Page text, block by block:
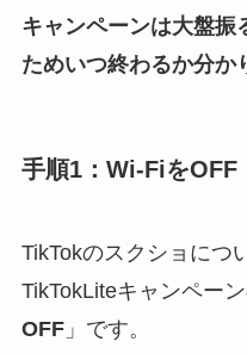
キャンペーンは大盤振
ためいつ終わるか分か
手順1：Wi-FiをOFF
TikTokのスクショにつ
TikTokLiteキャンペー
OFF」です。